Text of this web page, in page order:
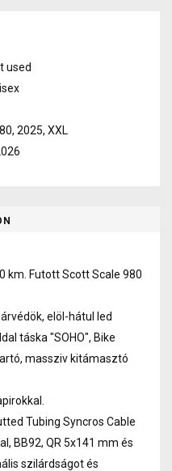
used
2025, XXL
km. Futott Scott Scale 980
elöl-hátul led
táska "SOHO", Bike
massziv kitámasztó
Tubing Syncros Cable
BB92, QR 5x141 mm és
szilárdságot és